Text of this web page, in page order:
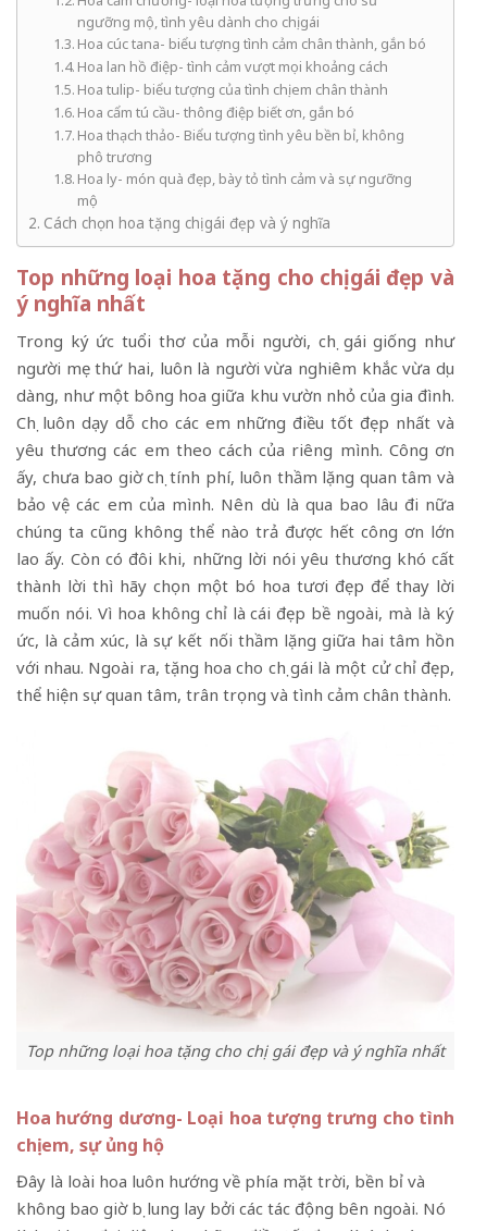
ngưỡng mộ, tình yêu dành cho chị gái
Hoa cúc tana- biểu tượng tình cảm chân thành, gắn bó
Hoa lan hồ điệp- tình cảm vượt mọi khoảng cách
Hoa tulip- biểu tượng của tình chị em chân thành
Hoa cẩm tú cầu- thông điệp biết ơn, gắn bó
Hoa thạch thảo- Biểu tượng tình yêu bền bỉ, không
phô trương
Hoa ly- món quà đẹp, bày tỏ tình cảm và sự ngưỡng
mộ
Cách chọn hoa tặng chị gái đẹp và ý nghĩa
Top những loại hoa tặng cho chị gái đẹp và
ý nghĩa nhất
Trong ký ức tuổi thơ của mỗi người, chị gái giống như
người mẹ thứ hai, luôn là người vừa nghiêm khắc vừa dịu
dàng, như một bông hoa giữa khu vườn nhỏ của gia đình.
Chị luôn dạy dỗ cho các em những điều tốt đẹp nhất và
yêu thương các em theo cách của riêng mình. Công ơn
ấy, chưa bao giờ chị tính phí, luôn thầm lặng quan tâm và
bảo vệ các em của mình. Nên dù là qua bao lâu đi nữa
chúng ta cũng không thể nào trả được hết công ơn lớn
lao ấy. Còn có đôi khi, những lời nói yêu thương khó cất
thành lời thì hãy chọn một bó hoa tươi đẹp để thay lời
muốn nói. Vì hoa không chỉ là cái đẹp bề ngoài, mà là ký
ức, là cảm xúc, là sự kết nối thầm lặng giữa hai tâm hồn
với nhau. Ngoài ra, tặng hoa cho chị gái là một cử chỉ đẹp,
thể hiện sự quan tâm, trân trọng và tình cảm chân thành.
Top những loại hoa tặng cho chị gái đẹp và ý nghĩa nhất
Hoa hướng dương- Loại hoa tượng trưng cho tình
chị em, sự ủng hộ
Đây là loài hoa luôn hướng về phía mặt trời, bền bỉ và
không bao giờ bị lung lay bởi các tác động bên ngoài. Nó